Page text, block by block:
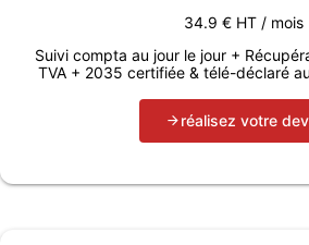
34.9 € HT / mois
Suivi compta au jour le jour +
TVA + 2035 certifiée & télé-déclaré
réalisez votre